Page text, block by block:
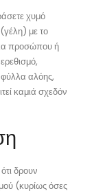
χυμό
με το
προσώπου ή
φύλλα αλόης,
καμιά σχεδόν
δρουν
(κυρίως όσες